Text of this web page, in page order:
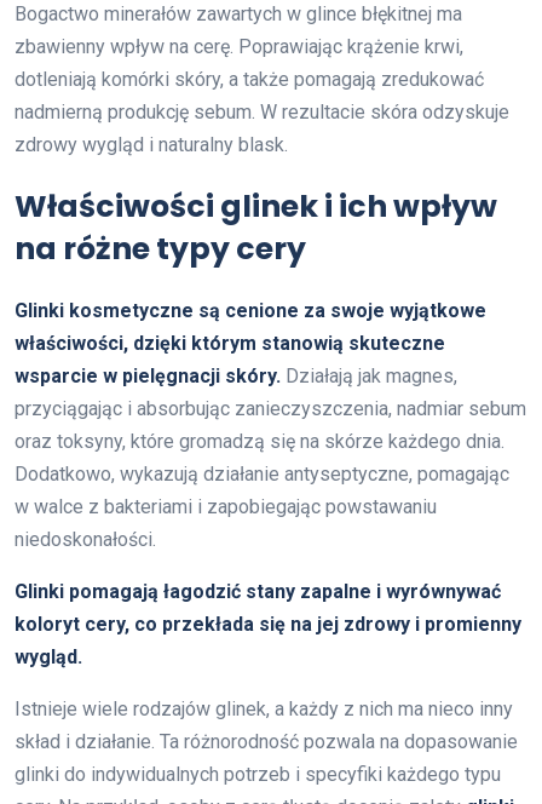
Bogactwo minerałów zawartych w glince błękitnej ma
zbawienny wpływ na cerę. Poprawiając krążenie krwi,
dotleniają komórki skóry, a także pomagają zredukować
nadmierną produkcję sebum. W rezultacie skóra odzyskuje
zdrowy wygląd i naturalny blask.
Właściwości glinek i ich wpływ
na różne typy cery
Glinki kosmetyczne są cenione za swoje wyjątkowe
właściwości, dzięki którym stanowią skuteczne
wsparcie w pielęgnacji skóry. Działają jak magnes,
przyciągając i absorbując zanieczyszczenia, nadmiar sebum
oraz toksyny, które gromadzą się na skórze każdego dnia.
Dodatkowo, wykazują działanie antyseptyczne, pomagając
w walce z bakteriami i zapobiegając powstawaniu
niedoskonałości.
Glinki pomagają łagodzić stany zapalne i wyrównywać
koloryt cery, co przekłada się na jej zdrowy i promienny
wygląd.
Istnieje wiele rodzajów glinek, a każdy z nich ma nieco inny
skład i działanie. Ta różnorodność pozwala na dopasowanie
glinki do indywidualnych potrzeb i specyfiki każdego typu